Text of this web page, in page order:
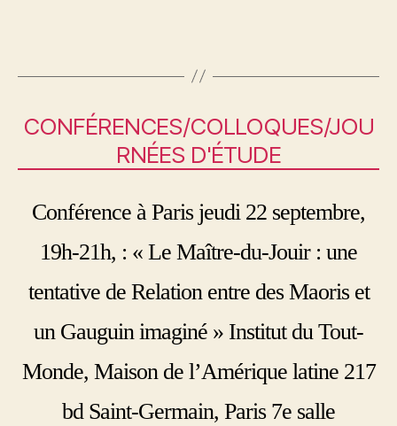
CONFÉRENCES/COLLOQUES/JOU
RNÉES D'ÉTUDE
Conférence à Paris jeudi 22 septembre,
19h-21h, : « Le Maître-du-Jouir : une
tentative de Relation entre des Maoris et
un Gauguin imaginé » Institut du Tout-
Monde, Maison de l’Amérique latine 217
bd Saint-Germain, Paris 7e salle